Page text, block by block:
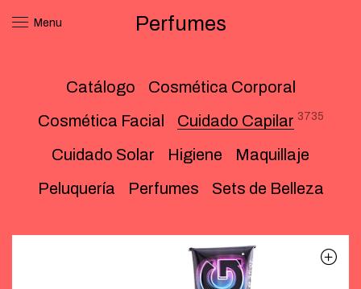
Menu Perfumes
Catálogo
Cosmética Corporal
Cosmética Facial
Cuidado Capilar 3735
Cuidado Solar Higiene
Maquillaje
Peluquería
Perfumes Sets de Belleza